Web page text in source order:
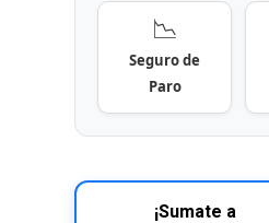
📉
Seguro de
Paro
¡Sumate a